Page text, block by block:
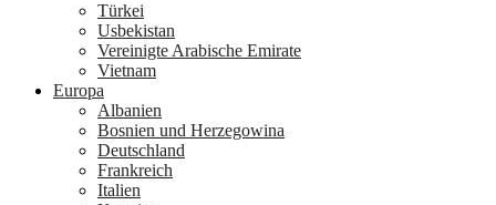
Türkei
Usbekistan
Vereinigte Arabische Emirate
Vietnam
Europa
Albanien
Bosnien und Herzegowina
Deutschland
Frankreich
Italien